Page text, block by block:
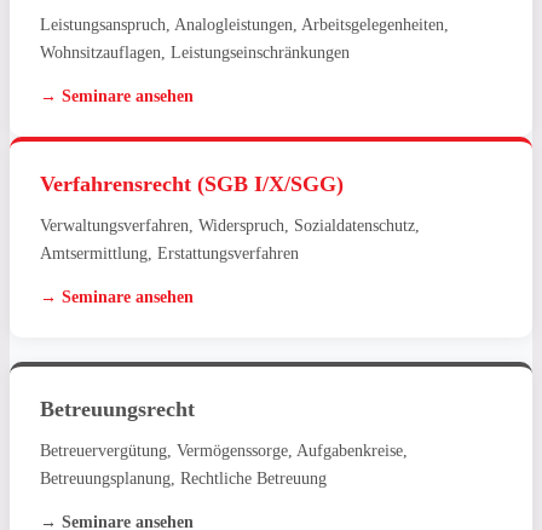
Leistungsanspruch, Analogleistungen, Arbeitsgelegenheiten,
Wohnsitzauflagen, Leistungseinschränkungen
→ Seminare ansehen
Verfahrensrecht (SGB I/X/SGG)
Verwaltungsverfahren, Widerspruch, Sozialdatenschutz,
Amtsermittlung, Erstattungsverfahren
→ Seminare ansehen
Betreuungsrecht
Betreuervergütung, Vermögenssorge, Aufgabenkreise,
Betreuungsplanung, Rechtliche Betreuung
→ Seminare ansehen